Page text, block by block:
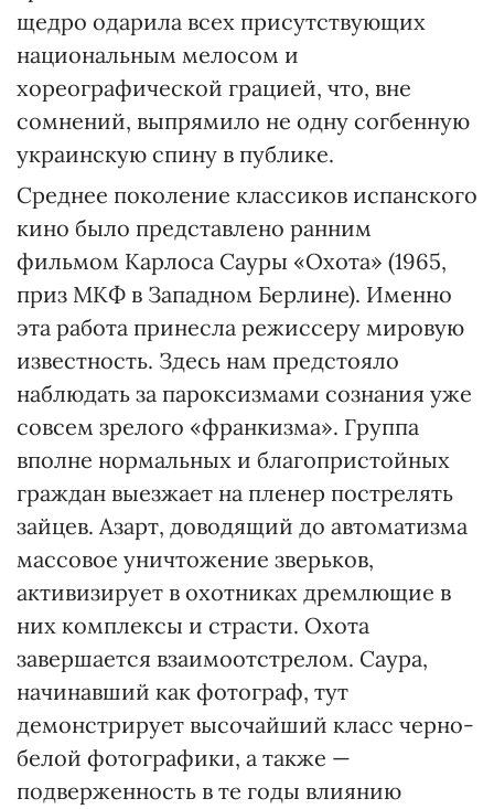
щедро одарила всех присутствующих
национальным мелосом и
хореографической грацией, что, вне
сомнений, выпрямило не одну согбенную
украинскую спину в публике.
Среднее поколение классиков испанского
кино было представлено ранним
фильмом Карлоса Сауры «Охота» (1965,
приз МКФ в Западном Берлине). Именно
эта работа принесла режиссеру мировую
известность. Здесь нам предстояло
наблюдать за пароксизмами сознания уже
совсем зрелого «франкизма». Группа
вполне нормальных и благопристойных
граждан выезжает на пленер пострелять
зайцев. Азарт, доводящий до автоматизма
массовое уничтожение зверьков,
активизирует в охотниках дремлющие в
них комплексы и страсти. Охота
завершается взаимоотстрелом. Саура,
начинавший как фотограф, тут
демонстрирует высочайший класс черно-
белой фотографики, а также —
подверженность в те годы влиянию